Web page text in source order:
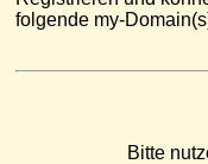
folgende my-
Bitte